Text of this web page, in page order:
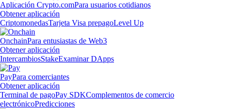
Aplicación Crypto.comPara usuarios cotidianos
Obtener aplicación
CriptomonedasTarjeta Visa prepagoLevel Up
OnchainPara entusiastas de Web3
Obtener aplicación
IntercambiosStakeExaminar DApps
PayPara comerciantes
Obtener aplicación
Terminal de pagoPay SDKComplementos de comercio
electrónicoPredicciones